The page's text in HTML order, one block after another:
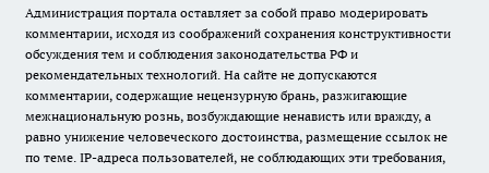
Администрация портала оставляет за собой право модерировать
комментарии, исходя из соображений сохранения конструктивности
обсуждения тем и соблюдения законодательства РФ и
рекомендательных технологий. На сайте не допускаются
комментарии, содержащие нецензурную брань, разжигающие
межнациональную рознь, возбуждающие ненависть или вражду, а
равно унижение человеческого достоинства, размещение ссылок не
по теме. IP-адреса пользователей, не соблюдающих эти требования,